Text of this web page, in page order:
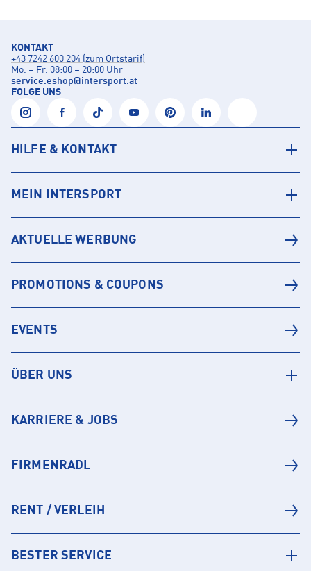
KONTAKT
+43 7242 600 204 (zum Ortstarif)
Mo. – Fr. 08:00 – 20:00 Uhr
service.eshop@intersport.at
FOLGE UNS
HILFE & KONTAKT
MEIN INTERSPORT
AKTUELLE WERBUNG
PROMOTIONS & COUPONS
EVENTS
ÜBER UNS
KARRIERE & JOBS
FIRMENRADL
RENT / VERLEIH
BESTER SERVICE